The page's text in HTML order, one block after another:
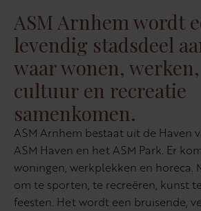
ASM Arnhem wordt
levendig stadsdeel
waar wonen,
cultuur en recreatie
samenkomen.
ASM Arnhem bestaat uit de Haven
ASM Haven en het ASM Park. Er
woningen, werkplekken en horeca.
om te sporten, te recreëren, kunst
feesten. Het wordt een bruisende,